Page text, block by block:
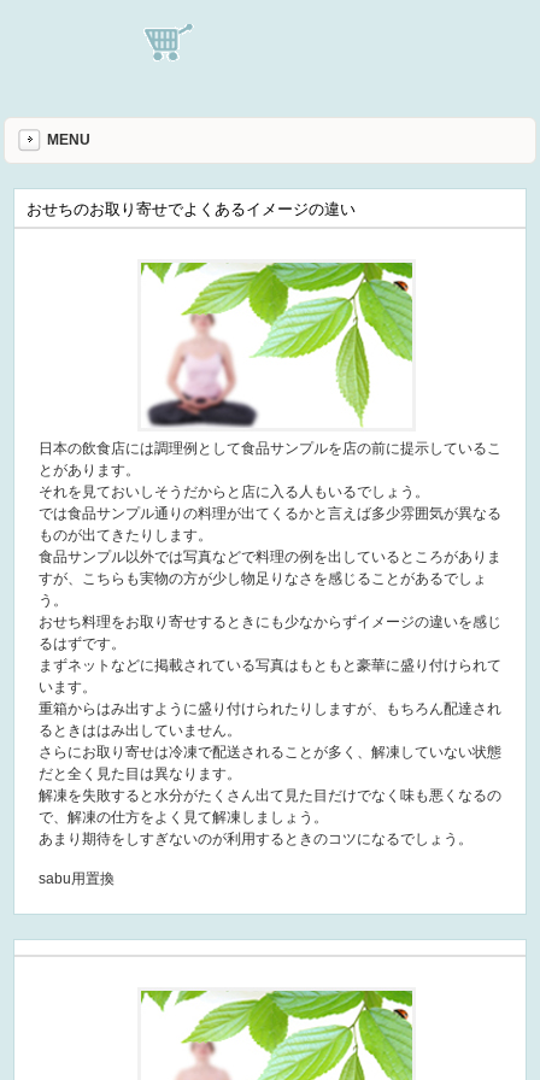
MENU
おせちのお取り寄せでよくあるイメージの違い
日本の飲食店には調理例として食品サンプルを店の前に提示しているこ
とがあります。
それを見ておいしそうだからと店に入る人もいるでしょう。
では食品サンプル通りの料理が出てくるかと言えば多少雰囲気が異なる
ものが出てきたりします。
食品サンプル以外では写真などで料理の例を出しているところがありま
すが、こちらも実物の方が少し物足りなさを感じることがあるでしょ
う。
おせち料理をお取り寄せするときにも少なからずイメージの違いを感じ
るはずです。
まずネットなどに掲載されている写真はもともと豪華に盛り付けられて
います。
重箱からはみ出すように盛り付けられたりしますが、もちろん配達され
るときははみ出していません。
さらにお取り寄せは冷凍で配送されることが多く、解凍していない状態
だと全く見た目は異なります。
解凍を失敗すると水分がたくさん出て見た目だけでなく味も悪くなるの
で、解凍の仕方をよく見て解凍しましょう。
あまり期待をしすぎないのが利用するときのコツになるでしょう。
sabu用置換